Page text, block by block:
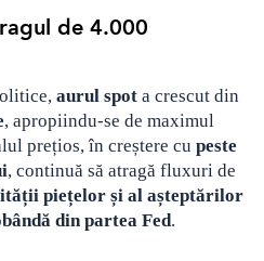
de 4.000
aurul spot a crescut din
, apropiindu-se de maximul
prețios, în creștere cu peste
, continuă să atragă fluxuri de
piețelor și al așteptărilor
din partea Fed.